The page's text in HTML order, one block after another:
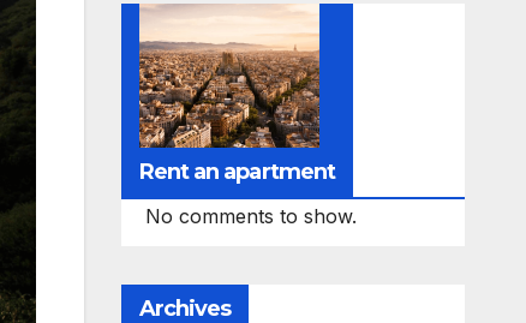
Rent an apartment
No comments to show.
Archives